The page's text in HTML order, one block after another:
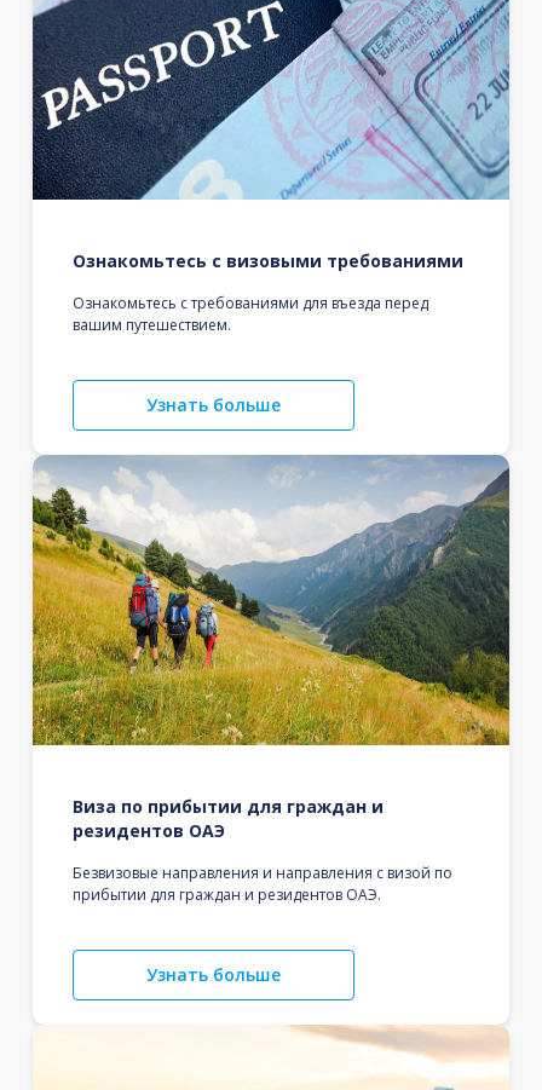
Ознакомьтесь с визовыми требованиями
Ознакомьтесь с требованиями для въезда перед
вашим путешествием.
Узнать больше
Виза по прибытии для граждан и
резидентов ОАЭ
Безвизовые направления и направления с визой по
прибытии для граждан и резидентов ОАЭ.
Узнать больше